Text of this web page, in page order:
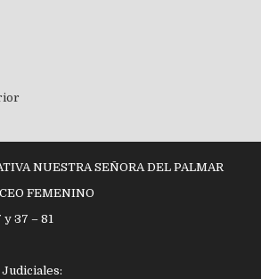
NUESTRA SEÑORA DEL PALMAR
FEMENINO
37 – 81